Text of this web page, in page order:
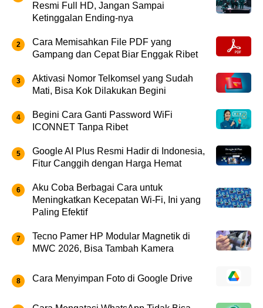
Resmi Full HD, Jangan Sampai
Ketinggalan Ending-nya
Cara Memisahkan File PDF yang
Gampang dan Cepat Biar Enggak Ribet
Aktivasi Nomor Telkomsel yang Sudah
Mati, Bisa Kok Dilakukan Begini
Begini Cara Ganti Password WiFi
ICONNET Tanpa Ribet
Google AI Plus Resmi Hadir di Indonesia,
Fitur Canggih dengan Harga Hemat
Aku Coba Berbagai Cara untuk
Meningkatkan Kecepatan Wi-Fi, Ini yang
Paling Efektif
Tecno Pamer HP Modular Magnetik di
MWC 2026, Bisa Tambah Kamera
Cara Menyimpan Foto di Google Drive